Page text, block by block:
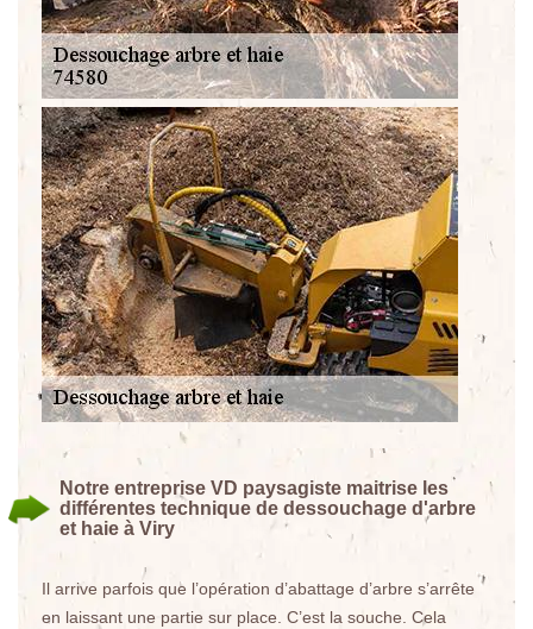
Notre entreprise VD paysagiste maitrise les
différentes technique de dessouchage d'arbre
et haie à Viry
Il arrive parfois que l’opération d’abattage d’arbre s’arrête
en laissant une partie sur place. C’est la souche. Cela